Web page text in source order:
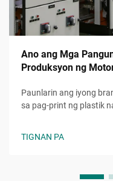
Ano ang Mga
Produksyon ng
Paunlarin ang iyong
sa pag-print ng plastik
TIGNAN PA